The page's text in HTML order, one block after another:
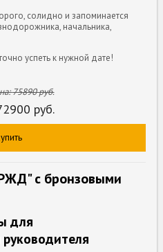
солидно и запоминается
начальника,
успеть к нужной дате!
75890руб.
руб.
с бронзовыми
для